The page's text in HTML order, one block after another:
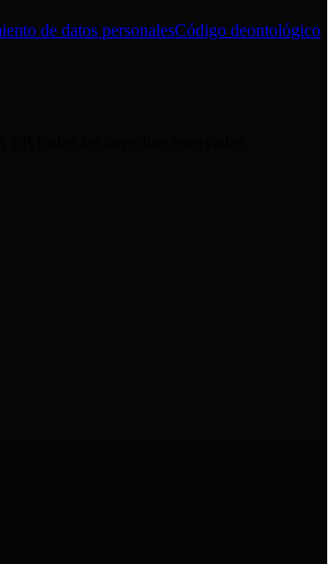
de datos personalesCódigo deontológico